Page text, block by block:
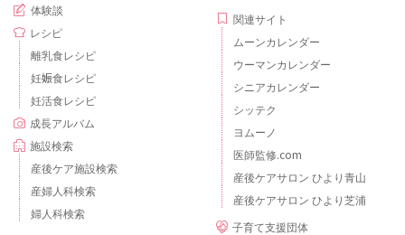
体験談
レシピ
離乳食レシピ
妊娠食レシピ
妊活食レシピ
成長アルバム
施設検索
産後ケア施設検索
産婦人科検索
婦人科検索
関連サイト
ムーンカレンダー
ウーマンカレンダー
シニアカレンダー
シッテク
ヨムーノ
医師監修.com
産後ケアサロン ひより青山
産後ケアサロン ひより芝浦
子育て支援団体